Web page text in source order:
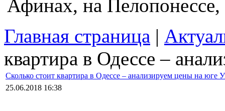
Афинах, на
Главная страница |
квартира в Одессе –
Сколько стоит квартира в Одессе – анализируем цены на юге
25.06.2018 16:38